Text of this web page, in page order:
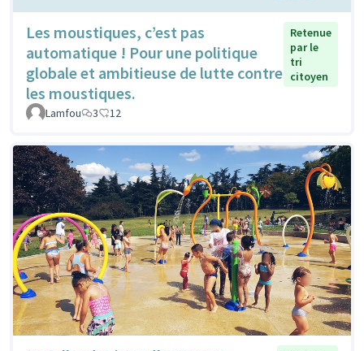
Les moustiques, c’est pas
automatique ! Pour une politique
globale et ambitieuse de lutte contre
les moustiques.
Retenue
par le
tri
citoyen
Lamfou 3 12